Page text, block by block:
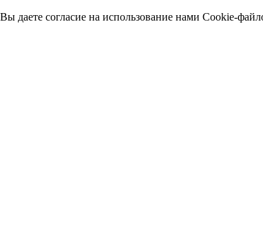
даете согласие на использование нами Cookie-